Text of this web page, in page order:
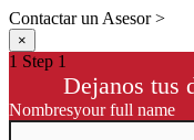
Contactar un Asesor >
×
1 Step 1
Dejanos tus
Nombresyour full name